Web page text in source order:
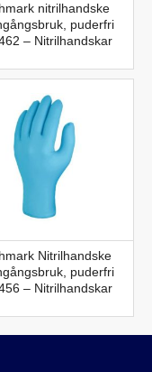
nitrilhandske
puderfri
– Nitrilhandskar
Nitrilhandske
puderfri
– Nitrilhandskar